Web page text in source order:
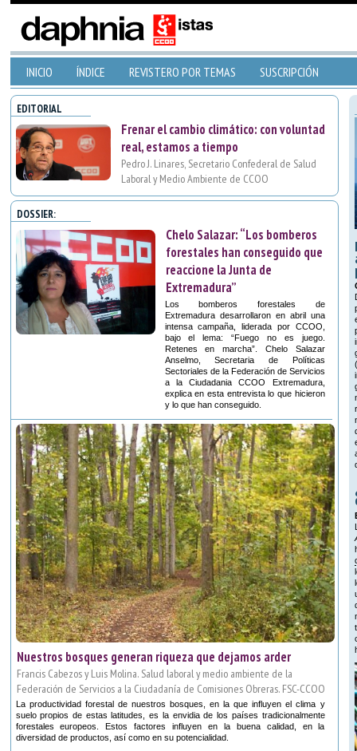
INICIO ÍNDICE REVISTERO POR TEMAS SUSCRIPCIÓN
EDITORIAL
Frenar el cambio climático: con voluntad
real, estamos a tiempo
Pedro J. Linares, Secretario Confederal de Salud
Laboral y Medio Ambiente de CCOO
DOSSIER:
Chelo Salazar: “Los bomberos
forestales han conseguido que
reaccione la Junta de
Extremadura”
Los bomberos forestales de
Extremadura desarrollaron en abril una
intensa campaña, liderada por CCOO,
bajo el lema: “Fuego no es juego.
Retenes en marcha”. Chelo Salazar
Anselmo, Secretaria de Políticas
Sectoriales de la Federación de Servicios
a la Ciudadania CCOO Extremadura,
explica en esta entrevista lo que hicieron
y lo que han conseguido.
Nuestros bosques generan riqueza que dejamos arder
Francis Cabezos y Luis Molina. Salud laboral y medio ambiente de la
Federación de Servicios a la Ciudadanía de Comisiones Obreras. FSC-CCOO
La productividad forestal de nuestros bosques, en la que influyen el clima y
suelo propios de estas latitudes, es la envidia de los países tradicionalmente
forestales europeos. Estos factores influyen en la buena calidad, en la
diversidad de productos, así como en su potencialidad.